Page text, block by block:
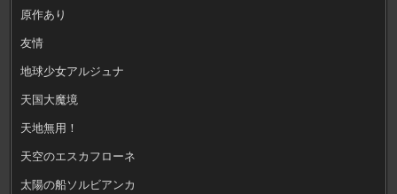
原作あり
友情
地球少女アルジュナ
天国大魔境
天地無用！
天空のエスカフローネ
太陽の船ソルビアンカ